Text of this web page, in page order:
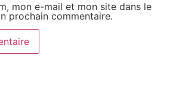
mon e-mail et mon site dans le
prochain commentaire.